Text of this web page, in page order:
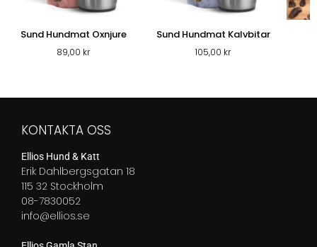
Sund Hundmat Oxnjure
89,00 kr
Sund Hundmat Kalvbitar
105,00 kr
KONTAKTA OSS
Ellios Hund & Katt
Erik Dahlbergsgatan 18
115 32 Stockholm
08-7830052
info@ellios.se